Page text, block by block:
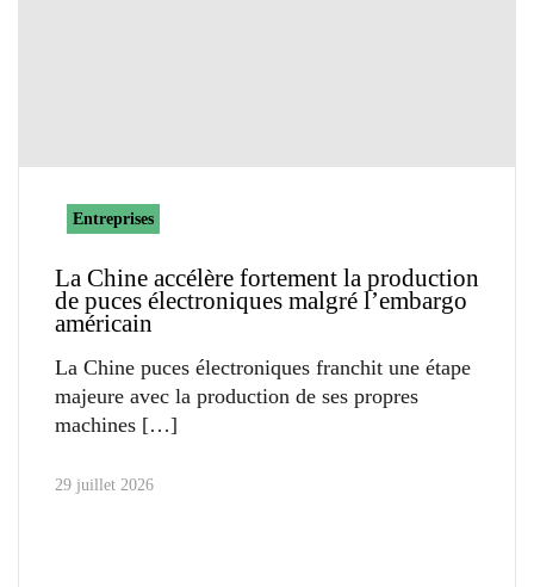
Entreprises
La Chine accélère fortement la production
de puces électroniques malgré l’embargo
américain
La Chine puces électroniques franchit une étape
majeure avec la production de ses propres
machines
29 juillet 2026